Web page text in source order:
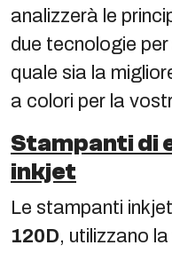
analizzerà le
due tecnologie
quale sia la
a colori per la
Stampanti di
inkjet
Le stampanti
120D, utilizzano la